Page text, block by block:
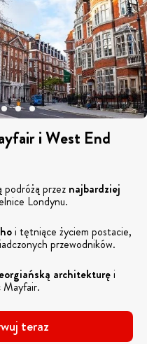
i West End
podróżą przez najbardziej
Londynu.
i tętniące życiem postacie,
przewodników.
architekturęi
Mayfair.
teraz